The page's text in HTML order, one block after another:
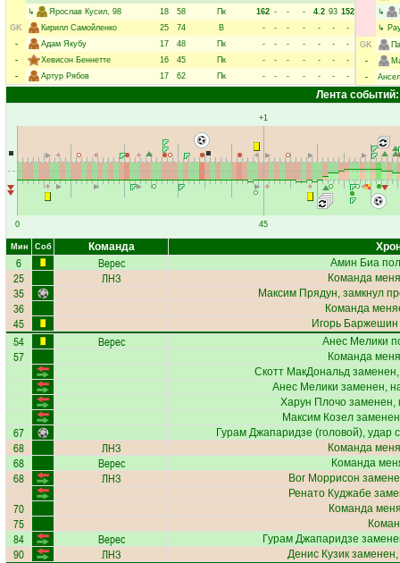
↳
Ярослав Кусил, 98 18 58 Пк 162 - - - 4.2 93 152
GK
Кирилл Самойленко 25 74 В - - - - - -
-
-
Адам Якубу 17 48 Пк - - - - - -
-
-
Хевисон Беннетте 16 45 Пк - - - - - -
-
-
Артур Рябов 17 62 Пк - - - - - - -
↳
↳
GK
-
-
Лента событий:
0
+1
45
Мин Соб Команда
6 Верес Амин Биа
25 ЛНЗ Команда
35 Максим Прядун, замкнул
36 Команда
45 Игорь Баржешин
54 Верес Анес Мелики
57
Команда
Скотт МакДональд
Анес Мелики заменен,
Харун Плочозаменен,
Максим Козел
67 Гурам Джапаридзе (головой), удар
68 ЛНЗ Команда
68 Верес Команда
68 ЛНЗ Вог Моррисон
Ренато Куджабе
70 Команда
75
84 Верес Гурам Джапаридзе
90 ЛНЗ Денис Кузик